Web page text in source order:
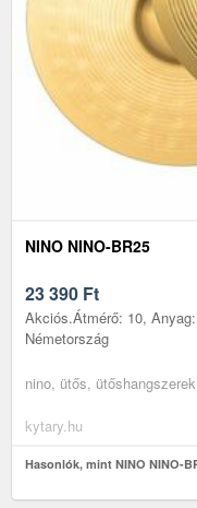
NINO NINO-BR25
23 390 Ft
Akciós.Átmérő: 10,
Németország
nino, ütős,
kytary.hu
Hasonlók, mint NINO NINO-